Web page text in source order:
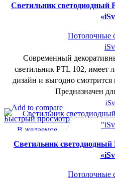
Cветильник
Потолочные
Современный
светильник PTL 102, имеет
дизайн и выгодно
Предназначен
Add to compare
Быстрый просмотр
В желаемое
Cветильник
Потолочные